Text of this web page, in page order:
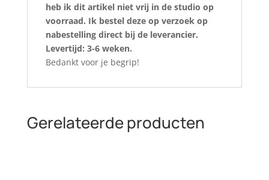
heb ik dit artikel niet vrij in de studio op
voorraad. Ik bestel deze op verzoek op
nabestelling direct bij de leverancier.
Levertijd: 3-6 weken.
Bedankt voor je begrip!
Gerelateerde producten